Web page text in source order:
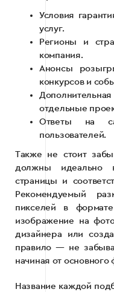
Условия
услуг.
Регионы и
компания.
Анонсы
конкурсов и
отдельные
Ответы на
пользователей.
Также не стоит
должны идеально
страницы и
Рекомендуемый
пикселей в
изображение на фото
дизайнера или
правило — не
начиная от
Название каждой